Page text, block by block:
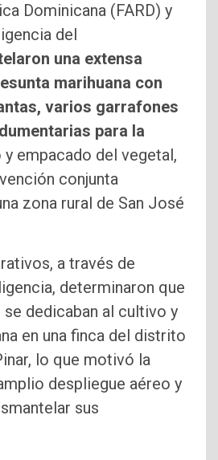
Dominicana (FARD) y
del
una extensa
marihuana con
varios garrafones
para la
y empacado del vegetal,
conjunta
zona rural de San José
a través de
determinaron que
dedicaban al cultivo y
en una finca del distrito
lo que motivó la
despliegue aéreo y
sus